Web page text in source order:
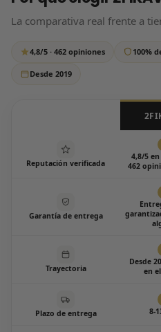
respondemos siempre, sin
La comparativa real frente a
4,8/5 · 462 opiniones 100%
Desde 2019
Reputación verificada
4,8/5
462
Garantía de entrega
Trayectoria
Desde
en
Plazo de entrega 8-